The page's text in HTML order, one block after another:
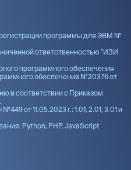
программы для ЭВМ №
ответственностью "ИЗИ
программного обеспечения
обеспечения №20376 от
в соответствии с Приказом
от 11.05.2023 г.: 1.01, 2.01, 3.01 и
Python, PHP, JavaScript